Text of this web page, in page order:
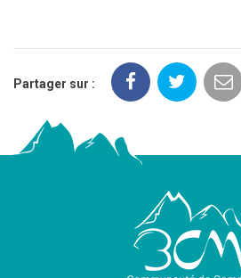
Partager sur :